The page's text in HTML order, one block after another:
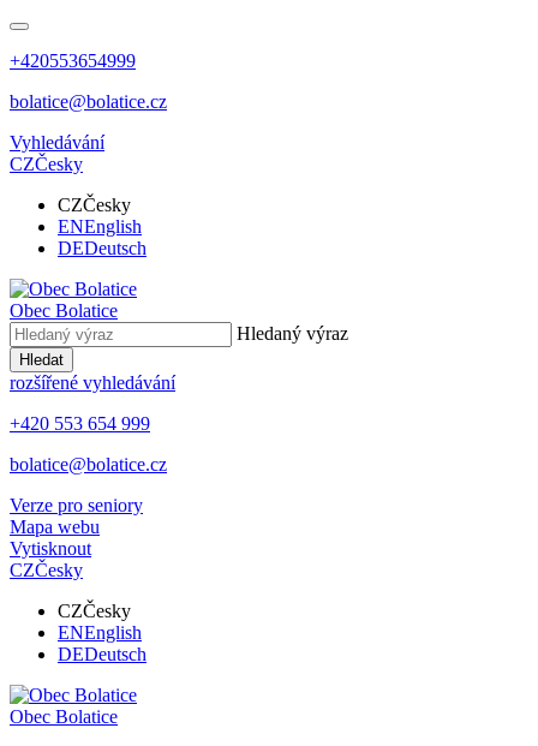
+420553654999
bolatice@bolatice.cz
Vyhledávání
CZČesky
CZČesky
ENEnglish
DEDeutsch
Obec Bolatice
Hledaný výraz
Hledat
rozšířené vyhledávání
+420 553 654 999
bolatice@bolatice.cz
Verze pro seniory
Mapa webu
Vytisknout
CZČesky
CZČesky
ENEnglish
DEDeutsch
Obec Bolatice